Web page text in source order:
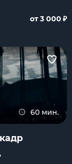
от 3 000 ₽
60 мин.